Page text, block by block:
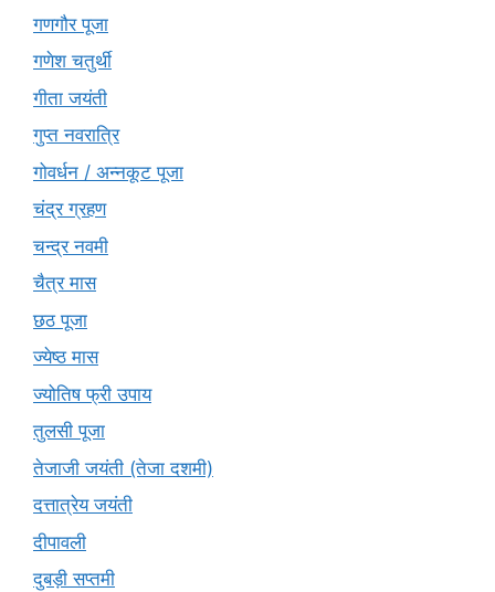
गणगौर पूजा
गणेश चतुर्थी
गीता जयंती
गुप्त नवरात्रि
गोवर्धन / अन्नकूट पूजा
चंद्र ग्रहण
चन्द्र नवमी
चैत्र मास
छठ पूजा
ज्येष्ठ मास
ज्योतिष फ्री उपाय
तुलसी पूजा
तेजाजी जयंती (तेजा दशमी)
दत्तात्रेय जयंती
दीपावली
दुबड़ी सप्तमी